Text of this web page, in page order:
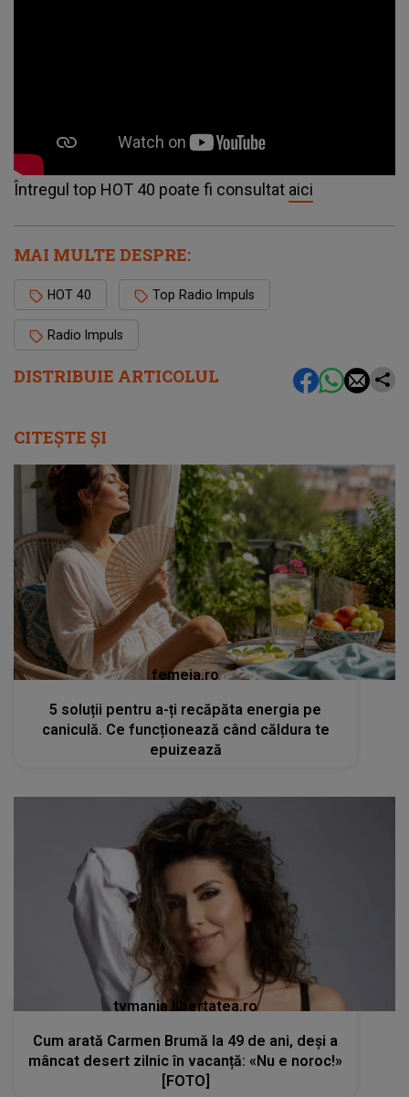
DISTRIBUIE ARTICOLUL
Întregul top HOT 40 poate fi consultat aici
MAI MULTE DESPRE:
HOT 40 Top Radio Impuls
Radio Impuls
CITEȘTE ȘI
femeia.ro
5 soluții pentru a-ți recăpăta energia pe
caniculă. Ce funcționează când căldura te
epuizează
tvmania.libertatea.ro
Cum arată Carmen Brumă la 49 de ani, deși a
mâncat desert zilnic în vacanță: «Nu e noroc!»
[FOTO]